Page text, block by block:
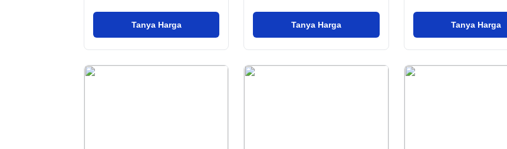
Tanya Harga Tanya Harga Tanya Harga